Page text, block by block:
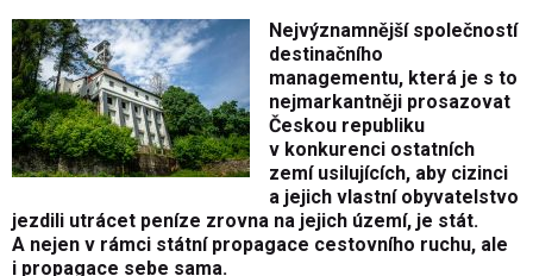
Nejvýznamnější společností
destinačního
managementu, která je s to
nejmarkantněji prosazovat
Českou republiku
v konkurenci ostatních
zemí usilujících, aby cizinci
a jejich vlastní obyvatelstvo
jezdili utrácet peníze zrovna na jejich území, je stát.
A nejen v rámci státní propagace cestovního ruchu, ale
i propagace sebe sama.